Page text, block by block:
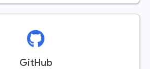
GitHub